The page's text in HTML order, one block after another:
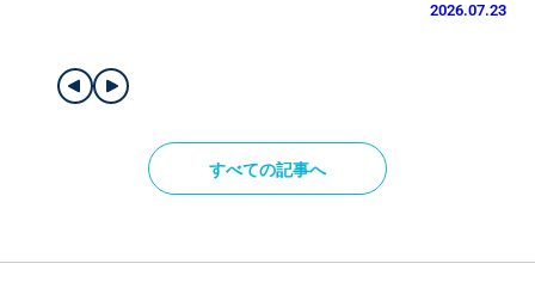
2026.07.23
すべての記事へ